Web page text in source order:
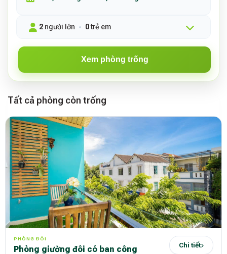
2 người lớn 0trẻ em
Xem phòng trống
Tất cả phòng còn trống
PHÒNG ĐÔI
Phòng giường đôi có ban công Chi tiết